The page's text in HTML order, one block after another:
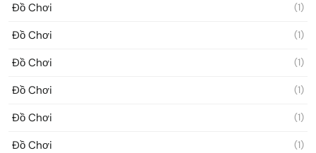
Đồ Chơi (1)
Đồ Chơi (1)
Đồ Chơi (1)
Đồ Chơi (1)
Đồ Chơi (1)
Đồ Chơi (1)